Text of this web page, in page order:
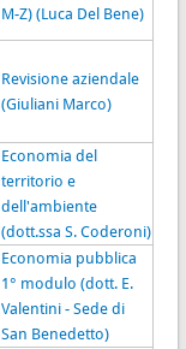
M-Z) (Luca Del Bene)
Revisione aziendale
(Giuliani Marco)
Economia del
territorio e
dell'ambiente
(dott.ssa S. Coderoni)
Economia pubblica
1° modulo (dott. E.
Valentini - Sede di
San Benedetto)